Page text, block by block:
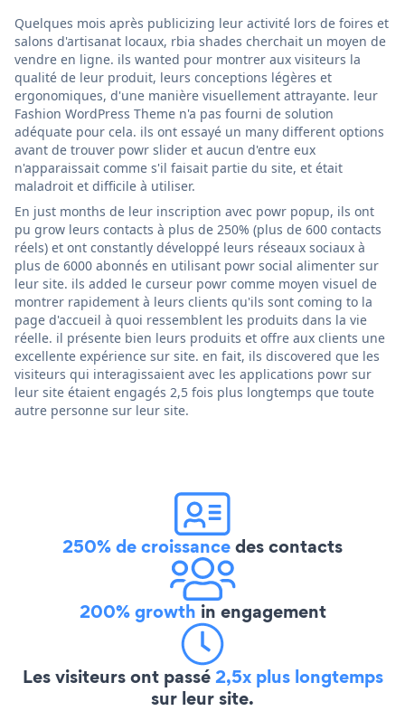
Quelques mois après publicizing leur activité lors de foires et
salons d'artisanat locaux, rbia shades cherchait un moyen de
vendre en ligne. ils wanted pour montrer aux visiteurs la
qualité de leur produit, leurs conceptions légères et
ergonomiques, d'une manière visuellement attrayante. leur
Fashion WordPress Theme n'a pas fourni de solution
adéquate pour cela. ils ont essayé un many different options
avant de trouver powr slider et aucun d'entre eux
n'apparaissait comme s'il faisait partie du site, et était
maladroit et difficile à utiliser.
En just months de leur inscription avec powr popup, ils ont
pu grow leurs contacts à plus de 250% (plus de 600 contacts
réels) et ont constantly développé leurs réseaux sociaux à
plus de 6000 abonnés en utilisant powr social alimenter sur
leur site. ils added le curseur powr comme moyen visuel de
montrer rapidement à leurs clients qu'ils sont coming to la
page d'accueil à quoi ressemblent les produits dans la vie
réelle. il présente bien leurs produits et offre aux clients une
excellente expérience sur site. en fait, ils discovered que les
visiteurs qui interagissaient avec les applications powr sur
leur site étaient engagés 2,5 fois plus longtemps que toute
autre personne sur leur site.
250% de croissancedes contacts
200% growth in engagement
Les visiteurs ont passé2,5x plus longtemps
sur leur site.